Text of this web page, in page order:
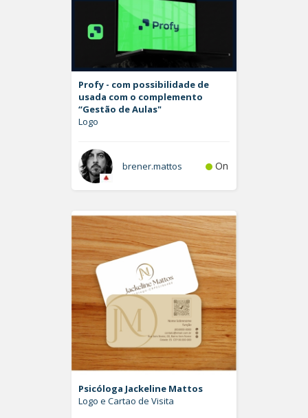
Profy - com possibilidade de
usada com o complemento
“Gestão de Aulas"
Logo
brener.mattos On
Psicóloga Jackeline Mattos
Logo e Cartao de Visita